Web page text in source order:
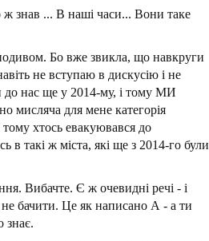
знав ... В наші часи... Вони таке
Бо вже звикла, що навкруги
не вступаю в дискусію і не
до нас ще у 2014-му, і тому МИ
мисляча для мене категорія
хтось евакуювався до
в такі ж міста, які ще з 2014-го були
Вибачте. Є ж очевидні речі - і
бачити. Це як написано А - а ти
знає.